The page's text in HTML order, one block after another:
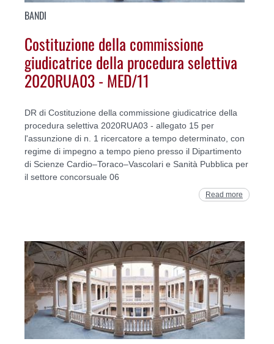
BANDI
Costituzione della commissione
giudicatrice della procedura selettiva
2020RUA03 - MED/11
DR di Costituzione della commissione giudicatrice della
procedura selettiva 2020RUA03 - allegato 15 per
l'assunzione di n. 1 ricercatore a tempo determinato, con
regime di impegno a tempo pieno presso il Dipartimento
di Scienze Cardio–Toraco–Vascolari e Sanità Pubblica per
il settore concorsuale 06
Read more